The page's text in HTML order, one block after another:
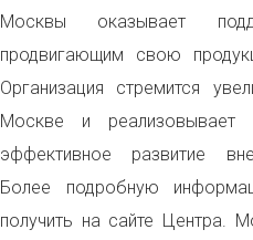
Москвы оказывает
продвигающим свою
Организация стремится
Москве и реализовывает
эффективное развитие
Более подробную
получить на сайте Центра.